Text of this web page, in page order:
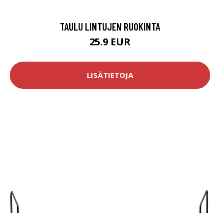
TAULU LINTUJEN RUOKINTA
25.9 EUR
LISÄTIETOJA